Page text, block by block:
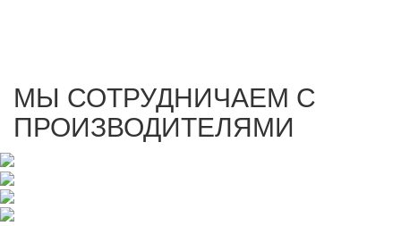
МЫ СОТРУДНИЧАЕМ С
ПРОИЗВОДИТЕЛЯМИ